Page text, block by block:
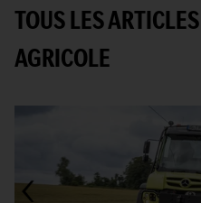
TOUS LES
AGRICOLE